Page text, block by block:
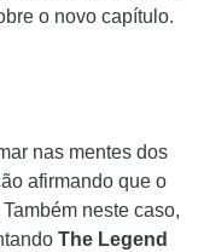
o novo capítulo.
nas mentes dos
afirmando que o
neste caso,
The Legend